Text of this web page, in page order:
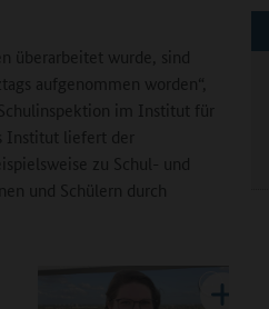
überarbeitet wurde, sind
aufgenommen worden“,
im Institut für
Institut liefert der
zu Schul- und
und Schülern durch